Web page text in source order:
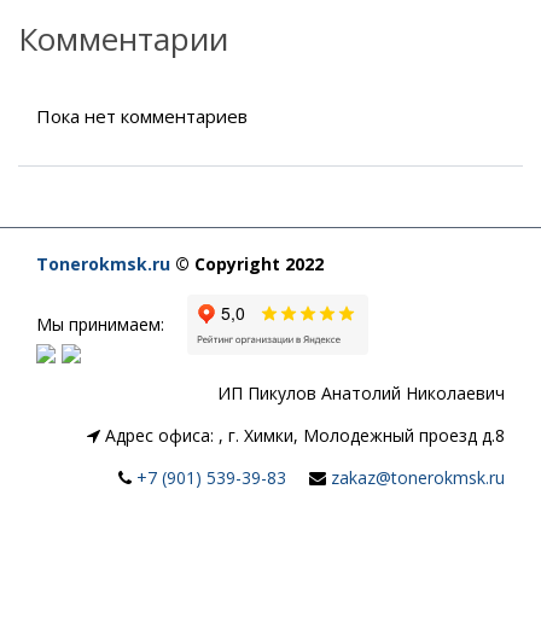
Комментарии
Пока нет комментариев
Tonerokmsk.ru © Copyright 2022
Мы принимаем:
ИП Пикулов Анатолий Николаевич
Адрес офиса: , г. Химки, Молодежный проезд д.8
+7 (901) 539-39-83
zakaz@tonerokmsk.ru